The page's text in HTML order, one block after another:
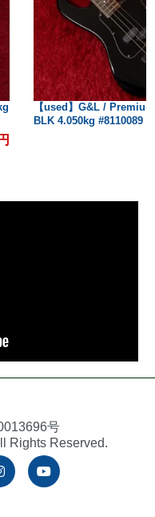
【used】Fender / Made
Traditional II 60s Jazz
号
Rights Reserved.